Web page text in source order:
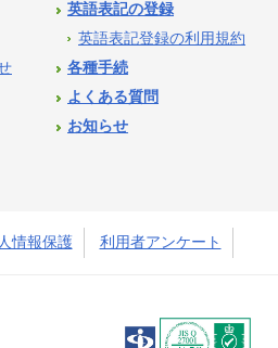
英語表記の登録
英語表記登録の利用規約
各種手続
よくある質問
お知らせ
情報保護 利用者アンケート